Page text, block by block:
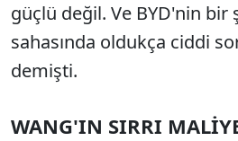
güçlü değil. Ve BYD'nin
sahasında oldukça ciddi
demişti.
WANG'IN SIRRI